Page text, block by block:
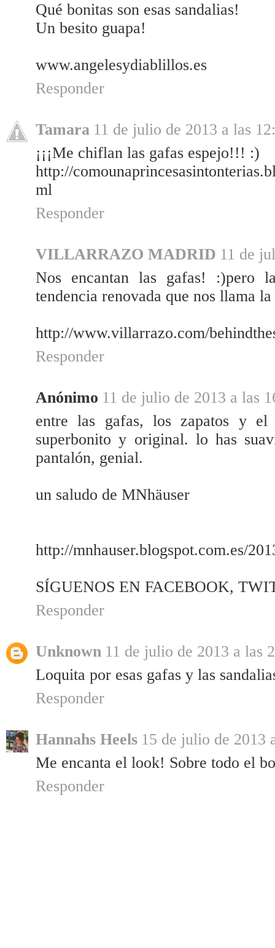
Qué bonitas son esas sandalias!
Un besito guapa!
www.angelesydiablillos.es
Responder
Tamara 11 de julio de 2013 a las
¡¡¡Me chiflan las gafas espejo!!! :)
http://
ml
Responder
VILLARRAZO MADRID 11 de
Nos encantan las gafas! :)pero
tendencia renovada que nos llama
http://www.villarrazo.com/
Responder
Anónimo 11 de julio de 2013 a las
entre las gafas, los zapatos y el
superbonito y original. lo has
pantalón, genial.
un saludo de MNhäuser
http://mnhauser.blogspot.com.es/
SÍGUENOS EN FACEBOOK,
Responder
Unknown 11 de julio de 2013 a las
Loquita por esas gafas y las
Responder
Hannahs Heels 15 de julio de 2013
Me encanta el look! Sobre todo el
Responder